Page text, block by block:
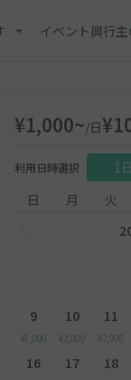
イベント興行
¥1,000~/日
利用日時選択 1
日
月 火
9
¥1,000
10
¥2,000
11
¥2,000
16 17 18